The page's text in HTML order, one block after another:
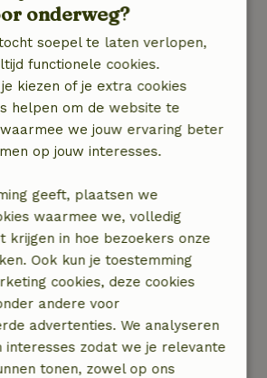
7 dagen na bevestiging van
boekingsaanvraag meer dan 28
Bij een boeking met aanvang
gratis annuleren binnen 24
binnen gestelde periode heb je
terugbetaling van het
deel van de reissom en 100% van
aankomst: 70% terugbetaald
aankomst: 40% terugbetaald
10% terugbetaald
of later: geen terugbetaling
onderweg?
soepel te laten verlopen,
functionele cookies.
kiezen of je extra cookies
helpen om de website te
we jouw ervaring beter
op jouw interesses.
geeft, plaatsen we
waarmee we, volledig
krijgen in hoe bezoekers onze
Ook kun je toestemming
cookies, deze cookies
andere voor
advertenties. We analyseren
interesses zodat we je relevante
tonen, zowel op ons